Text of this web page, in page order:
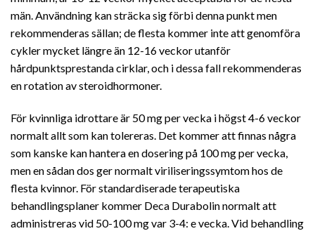
män. Användning kan sträcka sig förbi denna punkt men
rekommenderas sällan; de flesta kommer inte att genomföra
cykler mycket längre än 12-16 veckor utanför
hårdpunktsprestanda cirklar, och i dessa fall rekommenderas
en rotation av steroidhormoner.
För kvinnliga idrottare är 50 mg per vecka i högst 4-6 veckor
normalt allt som kan tolereras. Det kommer att finnas några
som kanske kan hantera en dosering på 100 mg per vecka,
men en sådan dos ger normalt viriliseringssymtom hos de
flesta kvinnor. För standardiserade terapeutiska
behandlingsplaner kommer Deca Durabolin normalt att
administreras vid 50-100 mg var 3-4: e vecka. Vid behandling